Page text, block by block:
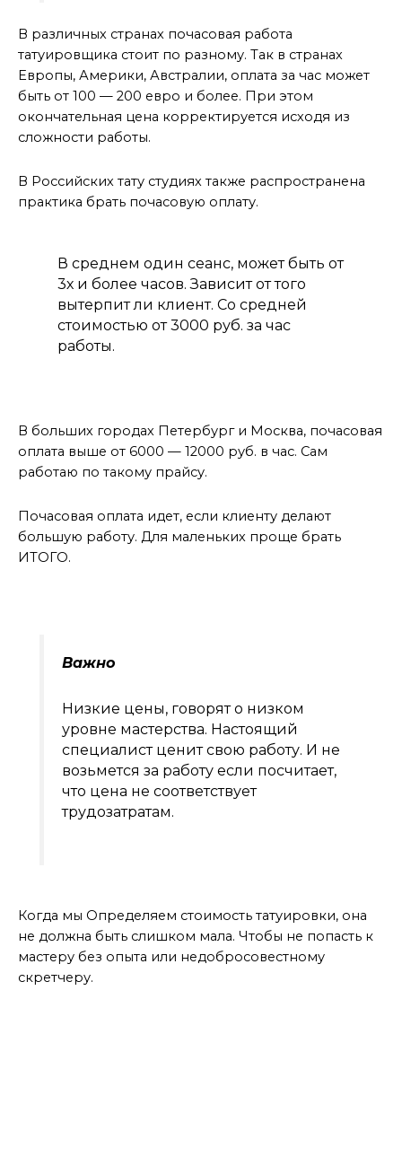
В различных странах почасовая работа
татуировщика стоит по разному. Так в странах
Европы, Америки, Австралии, оплата за час может
быть от 100 — 200 евро и более. При этом
окончательная цена корректируется исходя из
сложности работы.
В Российских тату студиях также распространена
практика брать почасовую оплату.
В среднем один сеанс, может быть от
3х и более часов. Зависит от того
вытерпит ли клиент. Со средней
стоимостью от 3000 руб. за час
работы.
В больших городах Петербург и Москва, почасовая
оплата выше от 6000 — 12000 руб. в час. Сам
работаю по такому прайсу.
Почасовая оплата идет, если клиенту делают
большую работу. Для маленьких проще брать
ИТОГО.
Важно
Низкие цены, говорят о низком
уровне мастерства. Настоящий
специалист ценит свою работу. И не
возьмется за работу если посчитает,
что цена не соответствует
трудозатратам.
Когда мы Определяем стоимость татуировки, она
не должна быть слишком мала. Чтобы не попасть к
мастеру без опыта или недобросовестному
скретчеру.